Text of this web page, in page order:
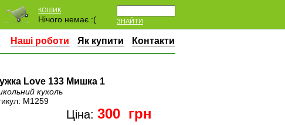
ЗНАЙТИ
КОШИК
Нічого немає :(
Наші роботи Як купити Контакти
Love 133 Мишка 1
кухоль
M1259
Ціна: 300 грн